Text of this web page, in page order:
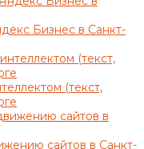
Бизнес в Санкт-
(текст,
сайтов в Санкт-